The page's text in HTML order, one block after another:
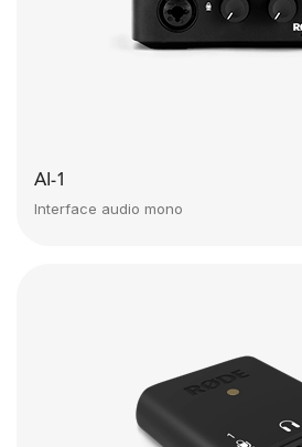
AI-1
Interface audio mono